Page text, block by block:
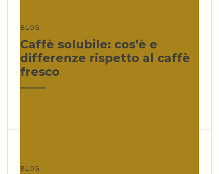
BLOG
Caffè solubile: cos’è e
differenze rispetto al caffè
fresco
BLOG